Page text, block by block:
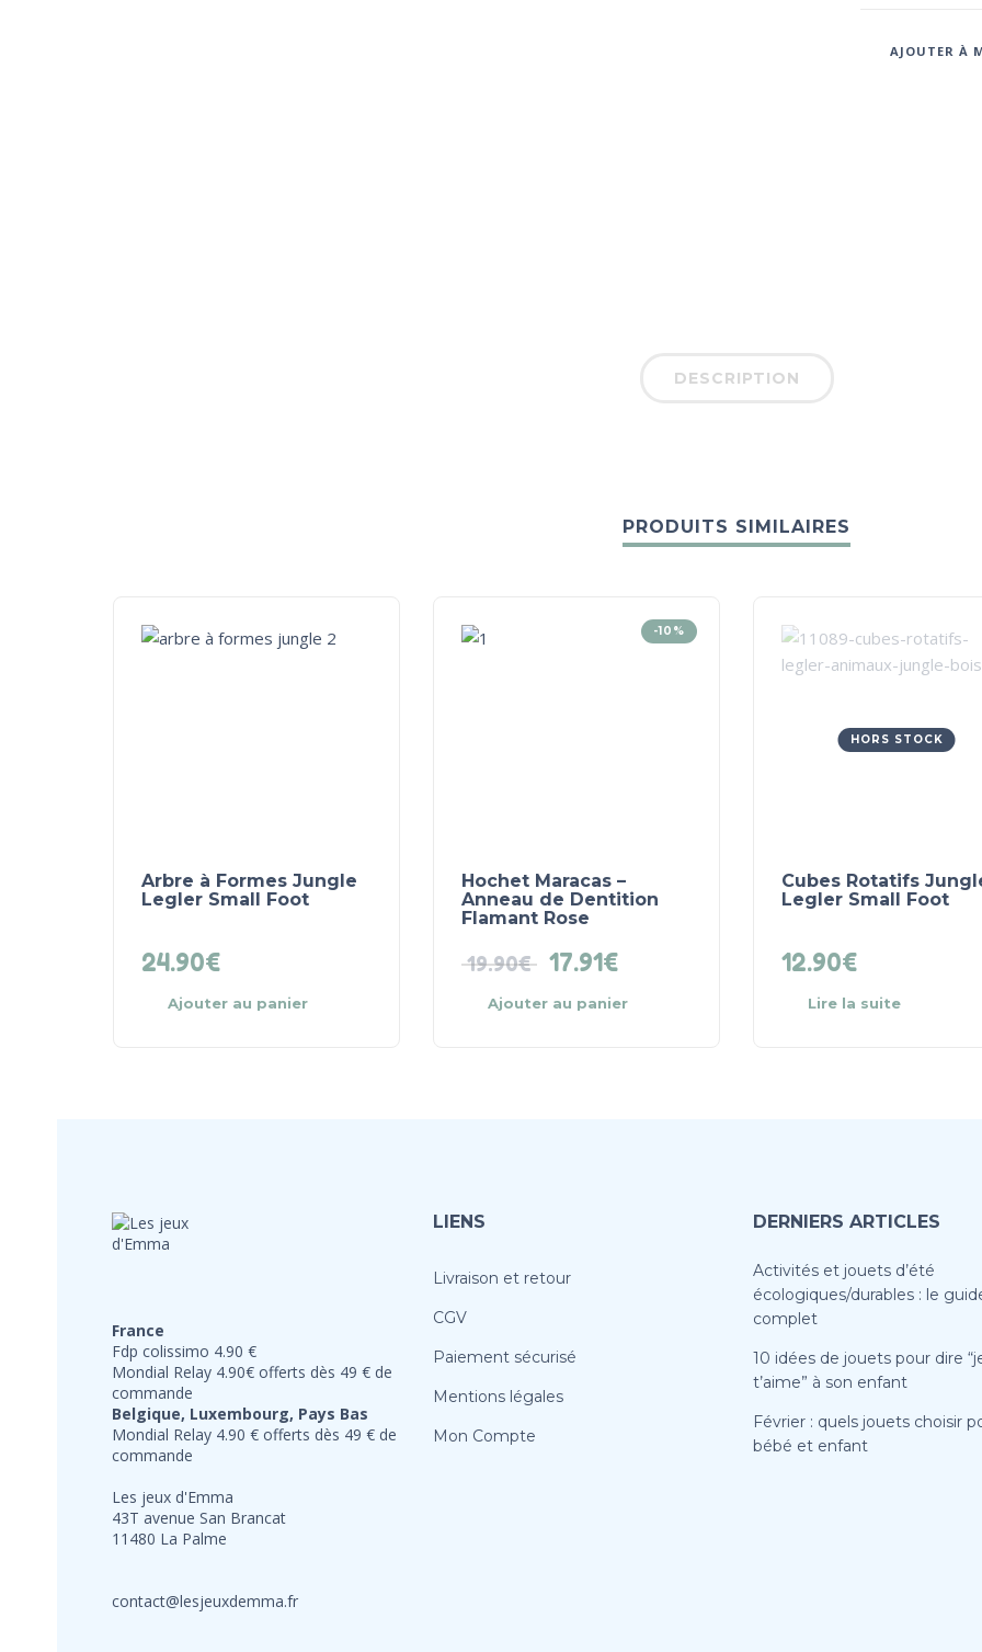
AJOUTER À
DESCRIPTION
PRODUITS SIMILAIRES
Arbre à Formes Jungle
Legler Small Foot
24.90€
Ajouter au panier
-10%
Hochet Maracas –
Anneau de Dentition
Flamant Rose
19.90€ 17.91€
Ajouter au panier
HORS STOCK
Cubes Rotatifs
Legler Small Foot
12.90€
Lire la suite
France
Fdp colissimo 4.90 €
Mondial Relay 4.90€ offerts dès 49 € de
commande
Belgique, Luxembourg, Pays Bas
Mondial Relay 4.90 € offerts dès 49 € de
commande
Les jeux d'Emma
43T avenue San Brancat
11480 La Palme
contact@lesjeuxdemma.fr
LIENS
Livraison et retour
CGV
Paiement sécurisé
Mentions légales
Mon Compte
DERNIERS ARTICLES
Activités et jouets d’été
écologiques/durables : le
complet
10 idées de jouets pour dire
t’aime” à son enfant
Février : quels jouets choisir
bébé et enfant